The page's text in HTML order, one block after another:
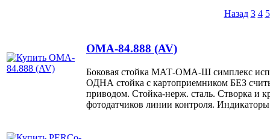
Назад 3 4 5
OMA-84.888 (AV)
Боковая стойка МАТ-ОМА-Ш симплекс
ОДНА стойка с картоприемником БЕЗ
приводом. Стойка-нерж. сталь. Створка
фотодатчиков линии контроля.